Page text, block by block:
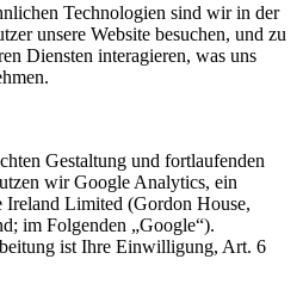
Technologien sind wir in der
unsere Website besuchen, und zu
Diensten interagieren, was uns
Gestaltung und fortlaufenden
wir Google Analytics, ein
Ireland Limited (Gordon House,
im Folgenden „Google“).
ist Ihre Einwilligung, Art. 6